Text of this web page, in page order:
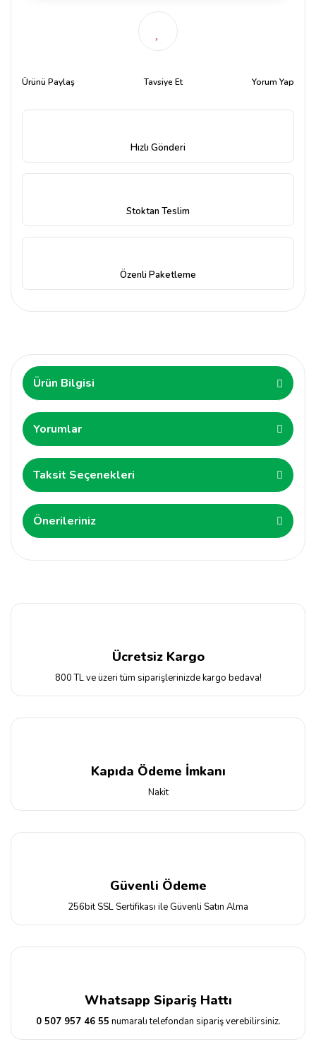
Ürünü Paylaş Tavsiye Et Yorum Yap
Hızlı Gönderi
Stoktan Teslim
Özenli Paketleme
Ürün Bilgisi
Yorumlar
Taksit Seçenekleri
Önerileriniz
Ücretsiz Kargo
800 TL ve üzeri tüm siparişlerinizde kargo bedava!
Kapıda Ödeme İmkanı
Nakit
Güvenli Ödeme
256bit SSL Sertifikası ile Güvenli Satın Alma
Whatsapp Sipariş Hattı
0 507 957 46 55 numaralı telefondan sipariş verebilirsiniz.